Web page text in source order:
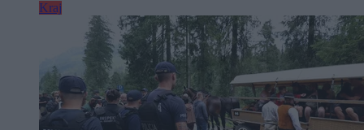
Kraj